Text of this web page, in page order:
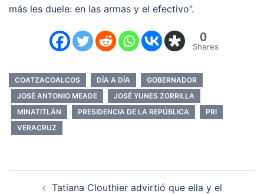
más les duele: en las armas y el efectivo”.
0
Shares
COATZACOALCOS DÍA A DÍA
GOBERNADOR
JOSÉ ANTONIO MEADE
JOSÉ YUNES ZORRILLA
MINATITLÁN
PRESIDENCIA DE LA REPÚBLICA
PRI
VERACRUZ
Tatiana Clouthier advirtió que ella y el